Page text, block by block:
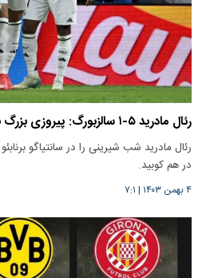
رئال مادرید ۵-۱ سالزبورگ: پیروزی بزرگ با آتش‌بازی برزیلی‌ها!
در هم کوبید.
۴ بهمن ۱۴۰۳ | ۷:۱